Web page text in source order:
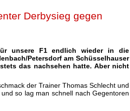
Derbysieg gegen
unsere F1 endlich wieder in die
Petersdorf am Schüsselhauser
das nachsehen hatte. Aber nicht
der Trainer Thomas Schlecht und
so lag man schnell nach Gegentoren